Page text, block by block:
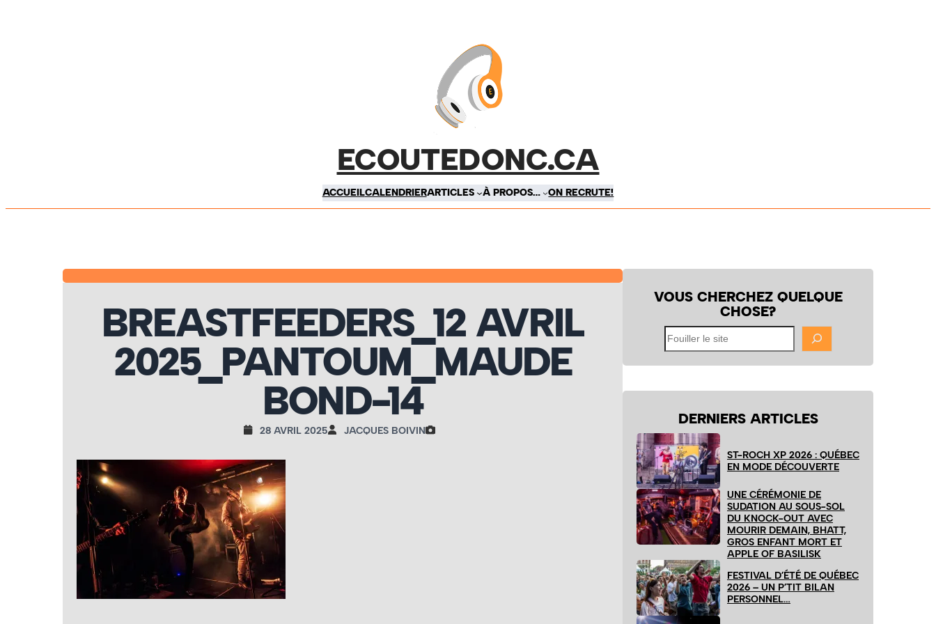
ECOUTEDONC.CA
ACCUEILCALENDRIERARTICLES À PROPOS… ON RECRUTE!
BREASTFEEDERS_12 AVRIL
2025_PANTOUM_MAUDE
BOND-14
28 AVRIL 2025 JACQUES BOIVIN
VOUS CHERCHEZ QUELQUE
CHOSE?
Fouiller
le
site
DERNIERS ARTICLES
ST-ROCH XP 2026 : QUÉBEC
EN MODE DÉCOUVERTE
UNE CÉRÉMONIE DE
SUDATION AU SOUS-SOL
DU KNOCK-OUT AVEC
MOURIR DEMAIN, BHATT,
GROS ENFANT MORT ET
APPLE OF BASILISK
FESTIVAL D’ÉTÉ DE QUÉBEC
2026 – UN P’TIT BILAN
PERSONNEL…